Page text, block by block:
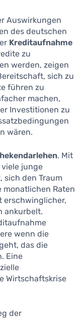
Auswirkungen
des deutschen
Kreditaufnahme
zu
werden, zeigen
sich zu
führen zu
machen,
Investitionen zu
wären.
. Mit
junge
sich den Traum
monatlichen Raten
erschwinglicher,
ankurbelt.
wenn die
das die
Eine
Wirtschaftskrise
der